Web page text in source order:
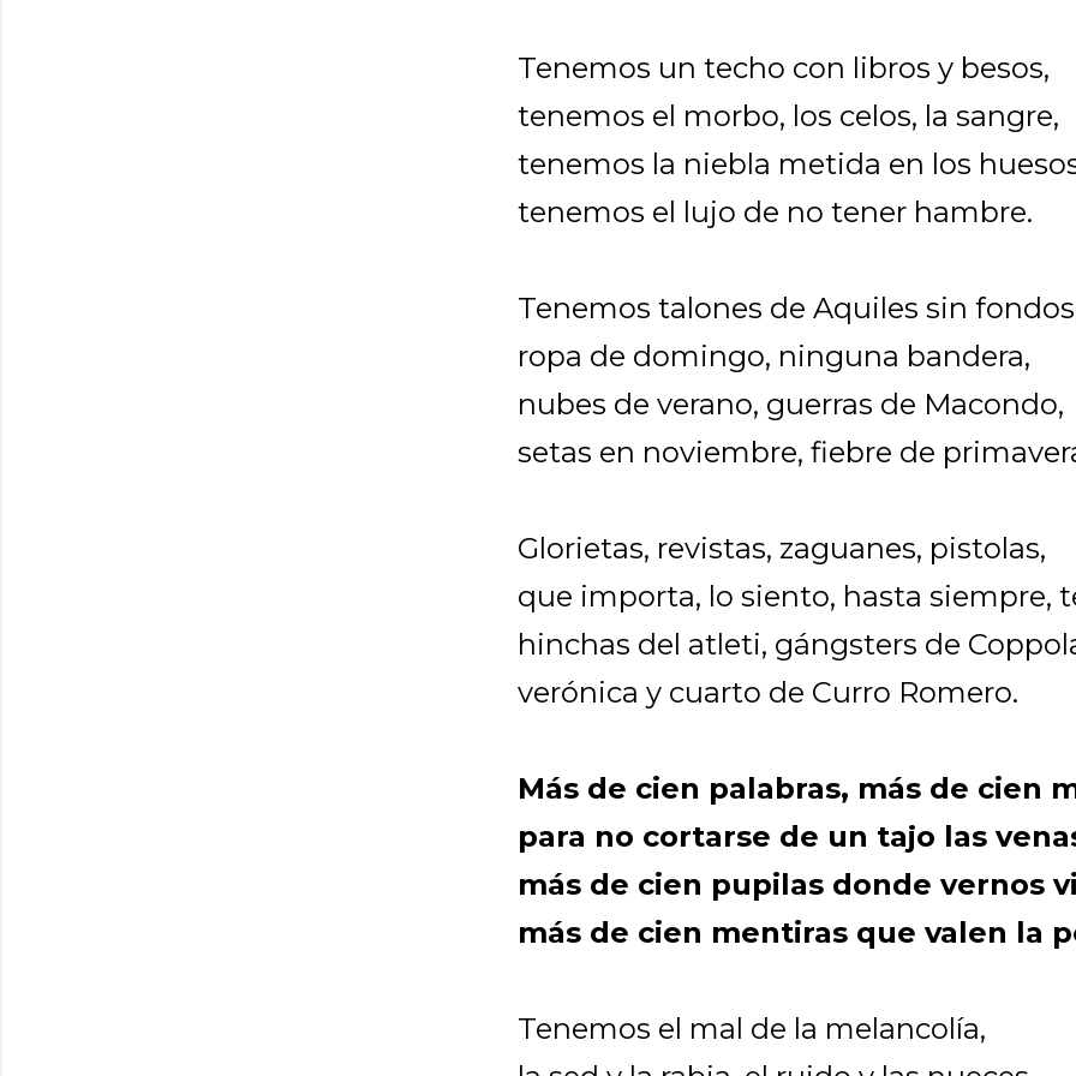
Tenemos un techo con libros y besos,
tenemos el morbo, los celos, la sangre,
tenemos la niebla metida en los
tenemos el lujo de no tener hambre.
Tenemos talones de Aquiles sin
ropa de domingo, ninguna bandera,
nubes de verano, guerras de Macondo,
setas en noviembre, fiebre de
Glorietas, revistas, zaguanes, pistolas,
que importa, lo siento, hasta siempre,
hinchas del atleti, gángsters de
verónica y cuarto de Curro Romero.
Más de cien palabras, más de cien
para no cortarse de un tajo las
más de cien pupilas donde vernos
más de cien mentiras que valen la
Tenemos el mal de la melancolía,